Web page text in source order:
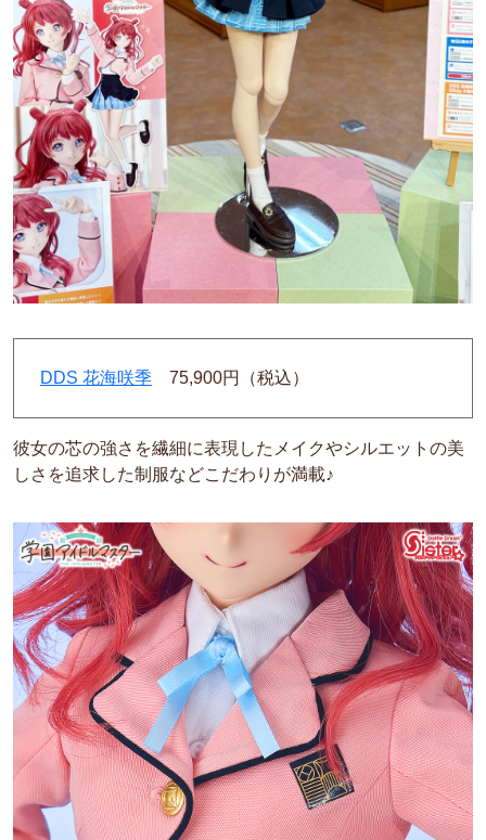
DDS 花海咲季 75,900円（税込）
彼女の芯の強さを繊細に表現したメイクやシルエットの美
しさを追求した制服などこだわりが満載♪